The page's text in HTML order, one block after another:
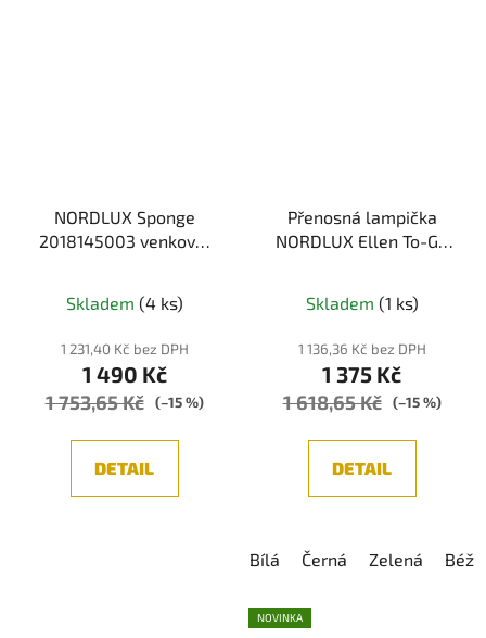
NORDLUX Sponge
2018145003 venkovní
Skladem (4 ks)
1 231,40 Kč bez DPH
1 490 Kč
1 753,65 Kč (–15 %)
DETAIL
Přenosná lampička
NORDLUX Ellen To-Go
Skladem (1 ks)
1 136,36 Kč bez DPH
1 375 Kč
1 618,65 Kč (–15 %)
DETAIL
Bílá Černá Zelená
NOVINKA